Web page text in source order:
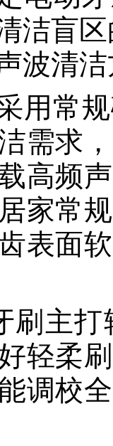
洁盲
波清
用常
需求
高频
家常
表面
刷主
轻柔
调校